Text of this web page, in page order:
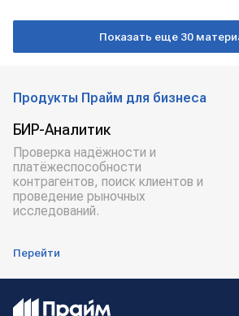
Показать еще 30
Продукты Прайм для бизнеса
БИР-Аналитик
Проверка надёжности и
платёжеспособности
контрагентов, поиск клиентов и
проведение рыночных
исследований.
Перейти